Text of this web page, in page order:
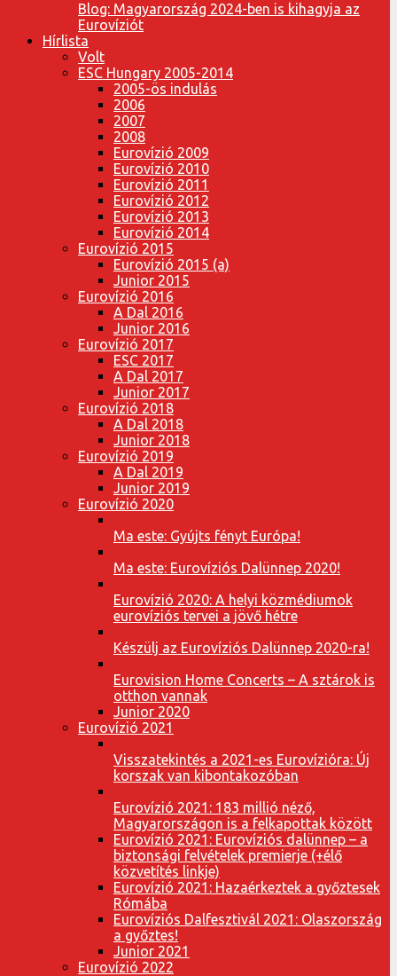
Blog: Magyarország 2024-ben is kihagyja az
Eurovíziót
Hírlista
Volt
ESC Hungary 2005-2014
2005-ös indulás
2006
2007
2008
Eurovízió 2009
Eurovízió 2010
Eurovízió 2011
Eurovízió 2012
Eurovízió 2013
Eurovízió 2014
Eurovízió 2015
Eurovízió 2015 (a)
Junior 2015
Eurovízió 2016
A Dal 2016
Junior 2016
Eurovízió 2017
ESC 2017
A Dal 2017
Junior 2017
Eurovízió 2018
A Dal 2018
Junior 2018
Eurovízió 2019
A Dal 2019
Junior 2019
Eurovízió 2020
Ma este: Gyújts fényt Európa!
Ma este: Eurovíziós Dalünnep 2020!
Eurovízió 2020: A helyi közmédiumok
eurovíziós tervei a jövő hétre
Készülj az Eurovíziós Dalünnep 2020-ra!
Eurovision Home Concerts – A sztárok is
otthon vannak
Junior 2020
Eurovízió 2021
Visszatekintés a 2021-es Eurovízióra: Új
korszak van kibontakozóban
Eurovízió 2021: 183 millió néző,
Magyarországon is a felkapottak között
Eurovízió 2021: Eurovíziós dalünnep – a
biztonsági felvételek premierje (+élő
közvetítés linkje)
Eurovízió 2021: Hazaérkeztek a győztesek
Rómába
Eurovíziós Dalfesztivál 2021: Olaszország
a győztes!
Junior 2021
Eurovízió 2022